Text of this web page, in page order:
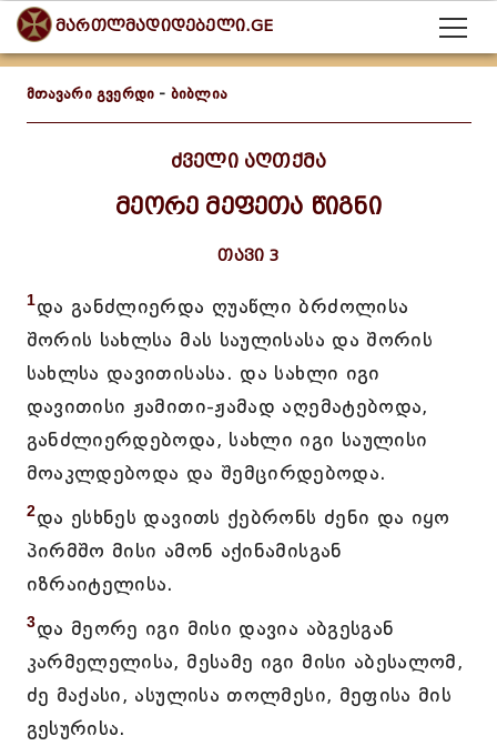
მართლმადიდებელი.GE
მთავარი გვერდი - ბიბლია
ძველი აღთქმა
მეორე მეფეთა წიგნი
თავი 3
1და განძლიერდა ღუაწლი ბრძოლისა
შორის სახლსა მას საულისასა და შორის
სახლსა დავითისასა. და სახლი იგი
დავითისი ჟამითი-ჟამად აღემატებოდა,
განძლიერდებოდა, სახლი იგი საულისი
მოაკლდებოდა და შემცირდებოდა.
2და ესხნეს დავითს ქებრონს ძენი და იყო
პირმშო მისი ამონ აქინამისგან
იზრაიტელისა.
3და მეორე იგი მისი დავია აბგესგან
კარმელელისა, მესამე იგი მისი აბესალომ,
ძე მაქასი, ასულისა თოლმესი, მეფისა მის
გესურისა.